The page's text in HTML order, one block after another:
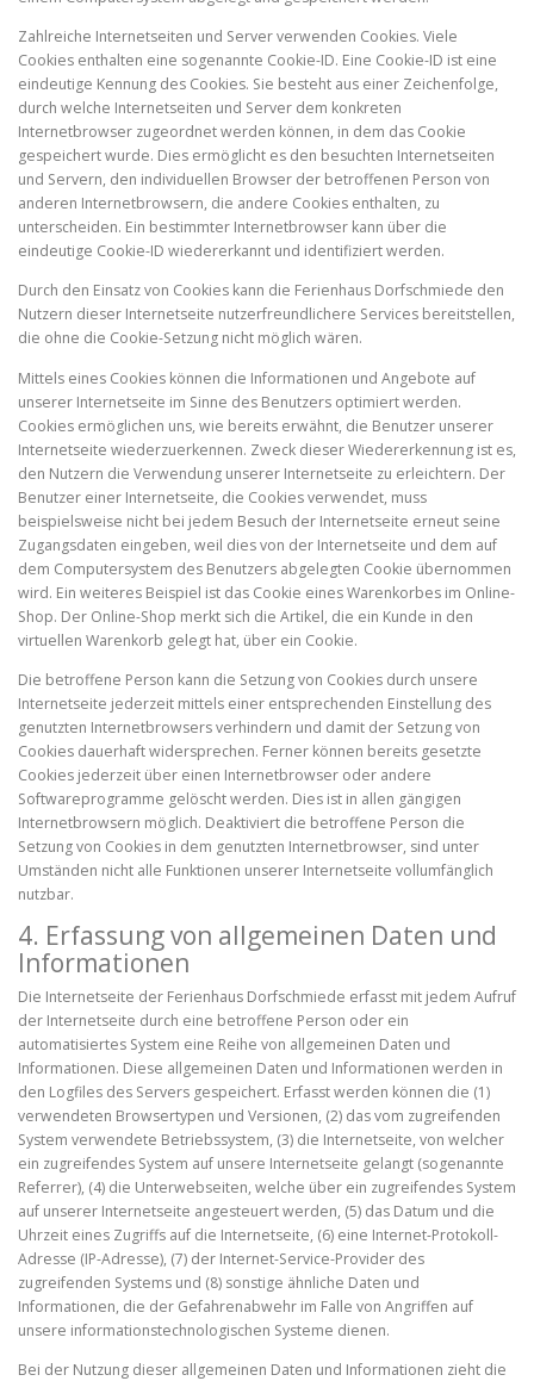
Zahlreiche Internetseiten und Server verwenden Cookies. Viele
Cookies enthalten eine sogenannte Cookie-ID. Eine Cookie-ID ist eine
eindeutige Kennung des Cookies. Sie besteht aus einer Zeichenfolge,
durch welche Internetseiten und Server dem konkreten
Internetbrowser zugeordnet werden können, in dem das Cookie
gespeichert wurde. Dies ermöglicht es den besuchten Internetseiten
und Servern, den individuellen Browser der betroffenen Person von
anderen Internetbrowsern, die andere Cookies enthalten, zu
unterscheiden. Ein bestimmter Internetbrowser kann über die
eindeutige Cookie-ID wiedererkannt und identifiziert werden.
Durch den Einsatz von Cookies kann die Ferienhaus Dorfschmiede den
Nutzern dieser Internetseite nutzerfreundlichere Services bereitstellen,
die ohne die Cookie-Setzung nicht möglich wären.
Mittels eines Cookies können die Informationen und Angebote auf
unserer Internetseite im Sinne des Benutzers optimiert werden.
Cookies ermöglichen uns, wie bereits erwähnt, die Benutzer unserer
Internetseite wiederzuerkennen. Zweck dieser Wiedererkennung ist es,
den Nutzern die Verwendung unserer Internetseite zu erleichtern. Der
Benutzer einer Internetseite, die Cookies verwendet, muss
beispielsweise nicht bei jedem Besuch der Internetseite erneut seine
Zugangsdaten eingeben, weil dies von der Internetseite und dem auf
dem Computersystem des Benutzers abgelegten Cookie übernommen
wird. Ein weiteres Beispiel ist das Cookie eines Warenkorbes im Online-
Shop. Der Online-Shop merkt sich die Artikel, die ein Kunde in den
virtuellen Warenkorb gelegt hat, über ein Cookie.
Die betroffene Person kann die Setzung von Cookies durch unsere
Internetseite jederzeit mittels einer entsprechenden Einstellung des
genutzten Internetbrowsers verhindern und damit der Setzung von
Cookies dauerhaft widersprechen. Ferner können bereits gesetzte
Cookies jederzeit über einen Internetbrowser oder andere
Softwareprogramme gelöscht werden. Dies ist in allen gängigen
Internetbrowsern möglich. Deaktiviert die betroffene Person die
Setzung von Cookies in dem genutzten Internetbrowser, sind unter
Umständen nicht alle Funktionen unserer Internetseite vollumfänglich
nutzbar.
4. Erfassung von allgemeinen Daten und
Informationen
Die Internetseite der Ferienhaus Dorfschmiede erfasst mit jedem Aufruf
der Internetseite durch eine betroffene Person oder ein
automatisiertes System eine Reihe von allgemeinen Daten und
Informationen. Diese allgemeinen Daten und Informationen werden in
den Logfiles des Servers gespeichert. Erfasst werden können die (1)
verwendeten Browsertypen und Versionen, (2) das vom zugreifenden
System verwendete Betriebssystem, (3) die Internetseite, von welcher
ein zugreifendes System auf unsere Internetseite gelangt (sogenannte
Referrer), (4) die Unterwebseiten, welche über ein zugreifendes System
auf unserer Internetseite angesteuert werden, (5) das Datum und die
Uhrzeit eines Zugriffs auf die Internetseite, (6) eine Internet-Protokoll-
Adresse (IP-Adresse), (7) der Internet-Service-Provider des
zugreifenden Systems und (8) sonstige ähnliche Daten und
Informationen, die der Gefahrenabwehr im Falle von Angriffen auf
unsere informationstechnologischen Systeme dienen.
Bei der Nutzung dieser allgemeinen Daten und Informationen zieht die